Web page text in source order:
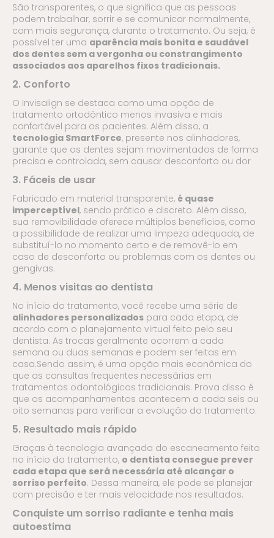
São transparentes, o que significa que as pessoas
podem trabalhar, sorrir e se comunicar normalmente,
com mais segurança, durante o tratamento. Ou seja, é
possível ter uma aparência mais bonita e saudável
dos dentes sem a vergonha ou constrangimento
associados aos aparelhos fixos tradicionais.
2. Conforto
O Invisalign se destaca como uma opção de
tratamento ortodôntico menos invasiva e mais
confortável para os pacientes. Além disso, a
tecnologia SmartForce, presente nos alinhadores,
garante que os dentes sejam movimentados de forma
precisa e controlada, sem causar desconforto ou dor
3. Fáceis de usar
Fabricado em material transparente, é quase
imperceptível, sendo prático e discreto. Além disso,
sua removibilidade oferece múltiplos benefícios, como
a possibilidade de realizar uma limpeza adequada, de
substituí-lo no momento certo e de removê-lo em
caso de desconforto ou problemas com os dentes ou
gengivas.
4. Menos visitas ao dentista
No início do tratamento, você recebe uma série de
alinhadores personalizados para cada etapa, de
acordo com o planejamento virtual feito pelo seu
dentista. As trocas geralmente ocorrem a cada
semana ou duas semanas e podem ser feitas em
casa.Sendo assim, é uma opção mais econômica do
que as consultas frequentes necessárias em
tratamentos odontológicos tradicionais. Prova disso é
que os acompanhamentos acontecem a cada seis ou
oito semanas para verificar a evolução do tratamento.
5. Resultado mais rápido
Graças à tecnologia avançada do escaneamento feito
no início do tratamento, o dentista consegue prever
cada etapa que será necessária até alcançar o
sorriso perfeito. Dessa maneira, ele pode se planejar
com precisão e ter mais velocidade nos resultados.
Conquiste um sorriso radiante e tenha mais
autoestima